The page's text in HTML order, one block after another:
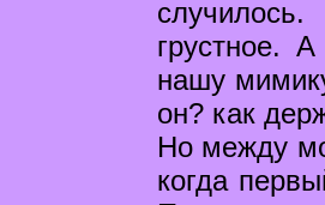
грустное.
нашу
он? как
Но между
когда